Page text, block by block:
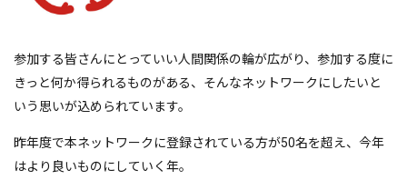
参加する皆さんにとっていい人間関係の輪が広がり、参加する度に
きっと何か得られるものがある、そんなネットワークにしたいと
いう思いが込められています。
昨年度で本ネットワークに登録されている方が50名を超え、今年
はより良いものにしていく年。